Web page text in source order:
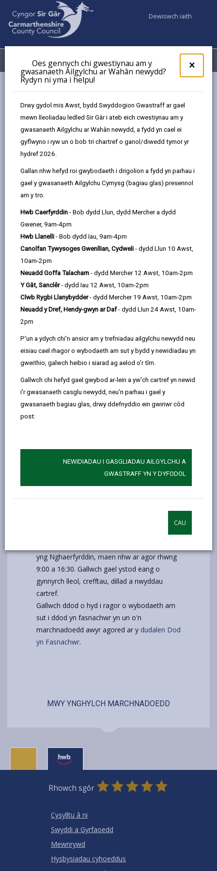
×
Oes gennych chi gwestiynau am y
gwasanaeth Ailgylchu ar Wahân newydd?
Rydyn ni yma i helpu!
Drwy gydol mis Awst, bydd Swyddogion Gwastraff ar gael
mewn lleoliadau ledled Sir Gâr i ateb eich cwestiynau am y
gwasanaeth Ailgylchu ar Wahân newydd, a fydd yn cael ei
gyflwyno i ryw un o bob tri chartref o ganol/diwedd tymor yr
hydref 2026.
Gallan nhw hefyd roi gwybodaeth i drigolion a fydd yn parhau i
gael y gwasanaeth Ailgylchu Cymysg (bagiau glas) presennol
am y tro.
Hwb Caerfyrddin - Bob dydd Llun, dydd Mercher a dydd
Gwener, 9am-4pm
Hwb Llanelli - Bob dydd Iau, 9am-4pm
Canolfan Tywysoges Gwenllian, Cydweli - dydd Llun 10 Awst,
10am-2pm
Neuadd Goffa Talacharn - dydd Mercher 12 Awst, 10am-2pm
Y Gât, Sanclêr- dydd Iau 12 Awst, 10am-2pm
Clwb Rygbi Llanybydder- dydd Mercher 19 Awst, 10am-2pm
Neuadd y Dref, Hendy-gwyn ar Daf- dydd Llun 24 Awst, 10am-
2pm
P'un a ydych chi'n ansicr am y trefniadau ailgylchu newydd neu
eisiau cael rhagor o wybodaeth am sut y bydd y newidiadau yn
gweithio, galwch heibio i siarad ag aelod o'r tîm.
Gallwch chi hefyd gael gwybod ar-lein a yw'ch cartref yn newid
i'r gwasanaeth casglu newydd, neu'n parhau i gael y
gwasanaeth bagiau glas, drwy ddefnyddio ein gwiriwr côd
post:
NEWIDIADAU I GASGLIADAU AILGYLCHU A
GWASTRAFF YN Y DYFODOL
CAU
Dewiswch iaith
Dewislen
Marchnad Awyr Agored Caerfyrddin
Marchnad Awyr Agored
Caerfyrddin
01267 228841
lluniau
Sut i ddod o hyd i ni
yng Nghaerfyrddin, maen nhw ar agor rhwng
9:00 a 16:30. Gallwch gael ystod eang o
gynnyrch lleol, crefftau, dillad a nwyddau
cartref.
Gallwch ddod o hyd i ragor o wybodaeth am
sut i ddod yn fasnachwr yn un o'n
marchnadoedd awyr agored ar y dudalen Dod
yn Fasnachwr.
MWY YNGHYLCH MARCHNADOEDD
Rhowch sgôr
0
Stars
1
Star
2
Stars
3
Stars
4
Stars
5
Stars
Cysylltu â ni
Swyddi a Gyrfaoedd
Mewnrywd
Hysbysiadau cyhoeddus